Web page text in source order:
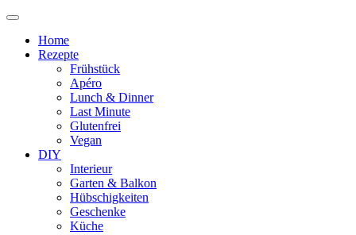
Home
Rezepte
Frühstück
Apéro
Lunch & Dinner
Last Minute
Glutenfrei
Vegan
DIY
Interieur
Garten & Balkon
Hübschigkeiten
Geschenke
Küche